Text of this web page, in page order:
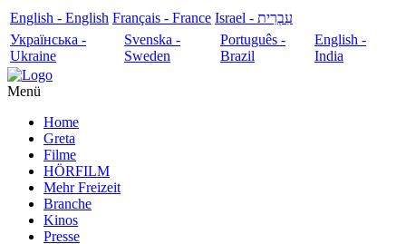
English - English Français - France
עִבְרִית - Israel
Українська -
Ukraine
Svenska -
Sweden
Português -
Brazil
English -
India
Menü
Home
Greta
Filme
HÖRFILM
Mehr Freizeit
Branche
Kinos
Presse